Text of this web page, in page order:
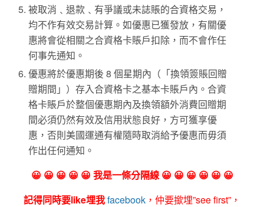
被取消﹑退款﹑有爭議或未誌賬的合資格交易，
均不作有效交易計算。如優惠已獲發放，有關優
惠將會從相關之合資格卡賬戶扣除，而不會作任
何事先通知。
優惠將於優惠期後 8 個星期內（「換領簽賬回贈
贈期間」）存入合資格卡之基本卡賬戶內。合資
格卡賬戶於整個優惠期內及換領額外消費回贈期
間必須仍然有效及信用狀態良好，方可獲享優
惠，否則美國運通有權隨時取消給予優惠而毋須
作出任何通知。
😀 😀 😀 😀 😀 我是一條分隔線 😀 😀 😀 😀 😀 😀
記得同時要like埋我facebook ，仲要撳埋”see first”，